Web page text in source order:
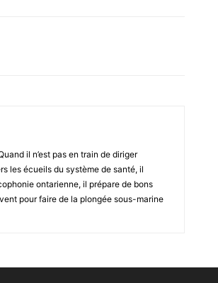
il n’est pas en train de diriger
les écueils du système de santé, il
ontarienne, il prépare de bons
pour faire de la plongée sous-marine